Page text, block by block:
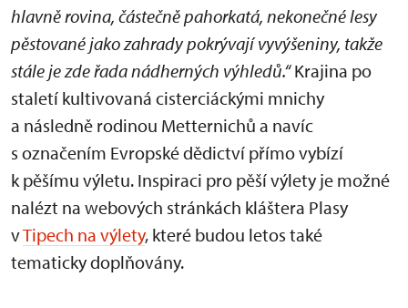
hlavně rovina, částečně pahorkatá, nekonečné lesy
pěstované jako zahrady pokrývají vyvýšeniny, takže
stále je zde řada nádherných výhledů.“Krajina po
staletí kultivovaná cisterciáckými mnichy
a následně rodinou Metternichů a navíc
s označením Evropské dědictví přímo vybízí
k pěšímu výletu. Inspiraci pro pěší výlety je možné
nalézt na webových stránkách kláštera Plasy
vTipech na výlety, které budou letos také
tematicky doplňovány.